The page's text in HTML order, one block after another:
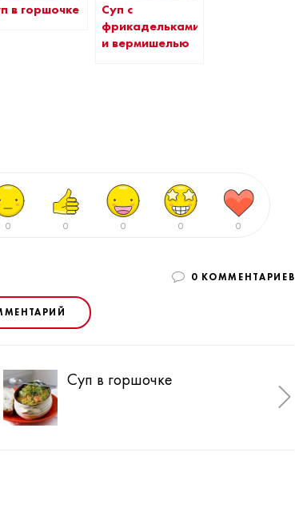
в горшочке
Суп с
фрикадельками
и вермишелью
0 0 0 0 0
0 КОММЕНТАРИЕВ
Суп в горшочке